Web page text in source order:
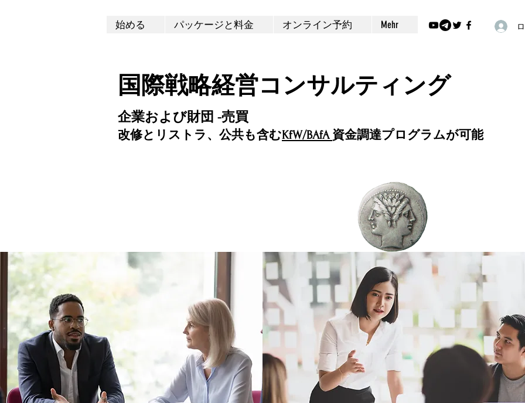
始める パッケージと料金 オンライン予約 Mehr
国際戦略経営コンサルティング
企業および財団 -売買
改修とリストラ、公共も含むKfW/BAfA 資金調達プログラムが可能